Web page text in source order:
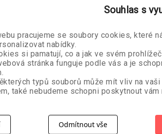
Dom
199 Kč
60. let!
sedm let, vydali jen šest
reflektorů se vždy upíralo především na
Souhlas s
pracujeme se soubory cookies, které
nabídky.
si pamatují, co a jak ve svém
stránka funguje podle vás a je
typů souborů může mít vliv na
také nebudeme schopni poskytnout vám
Odmítnout vše